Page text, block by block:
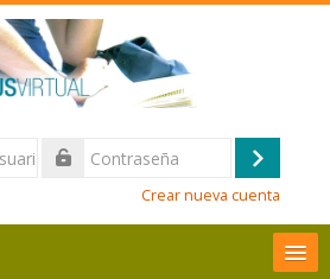
Acceder
Crear nueva cuenta